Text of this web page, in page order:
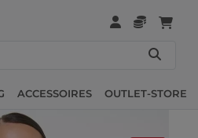
ACCESSOIRES OUTLET-STORE